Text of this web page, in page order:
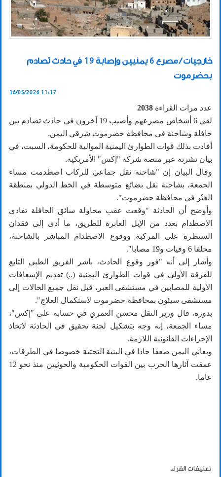
خارجيات / مصرع 6 يمنيين وإصابة 19 في حادث تصادم
بحضرموت
16/05/2026 11:17
عدد مرات القراءة 2038
لقي 6 أشخاص مصرعهم وأصيب 19 آخرون في حادث تصادم بين
حافلة وشاحنة في محافظة حضرموت شرقي اليمن.
أفادت بذلك قوات الطوارئ اليمنية الموالية للحكومة، السبت، في
بيان نشرته عبر منصة شركة "إكس" الأمريكية.
وقال البيان إن "شاحنة نقل جماعي للركاب اصطدمت مساء
الجمعة، بشاحنة نقل بضائع متوسطة في الخط الدولي بمنطقة
العَبْر في محافظة حضرموت".
وأوضح أن الحادثة "وقعت عقب محاولة سائق الحافلة تفادي
الاصطدام بعدد من الإبل العابرة للطريق، ما أدى إلى فقدان
السيطرة على المركبة ووقوع الاصطدام المباشر بالشاحنة،
مخلفا 6 وفيات و19 مصابا".
وأشار إلى أنه "فور وقوع الحادث، باشر الفريق الطبي التابع
للفرقة الأولى في قوات الطوارئ اليمنية (..) تقديم الإسعافات
الأولية للمصابين في مستشفى العبر، قبل نقل جميع الحالات إلى
مستشفى سيئون بمحافظة حضرموت لاستكمال العلاج".
بدوره، قال وزير النقل محسن العمري في حسابه على "إكس"،
مساء الجمعة، إنه وجه بتشكيل لجنة تحقيق في الحادثة لاتخاذ
الإجراءات القانونية اللازمة.
​​​​​​​ويعاني اليمن ضعفا حادا في البنية التحتية خصوصا في الطرقات،
عمقت آثارها الحرب بين القوات الحكومية والحوثيين منذ نحو 12
عاما.
تعليقات القراء